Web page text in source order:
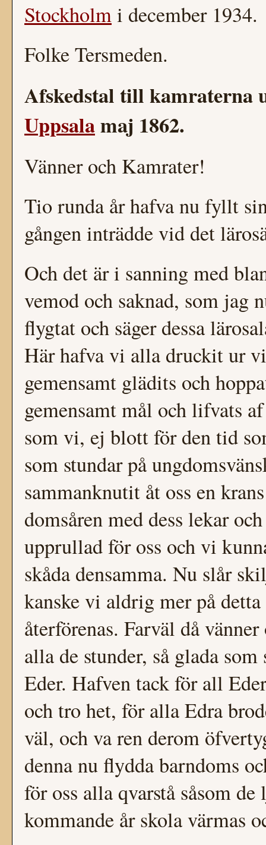
Stockholmi december 1934.
Folke Tersmeden.
Afskedstal till kamraterna
Uppsalamaj 1862.
Vänner och Kamrater!
Tio runda år hafva nu fyllt
gången inträdde vid det
Och det är i sanning med
vemod och saknad, som jag
flygtat och säger dessa
Här hafva vi alla druckit ur
gemensamt glädits och
gemensamt mål och lifvats
som vi, ej blott för den tid
som stundar på
sammanknutit åt oss en
domsåren med dess lekar
upprullad för oss och vi
skåda densamma. Nu slår
kanske vi aldrig mer på
återförenas. Farväl då
alla de stunder, så glada
Eder. Hafven tack för all
och tro het, för alla Edra
väl, och va ren derom
denna nu flydda barndoms
för oss alla qvarstå såsom
kommande år skola värmas